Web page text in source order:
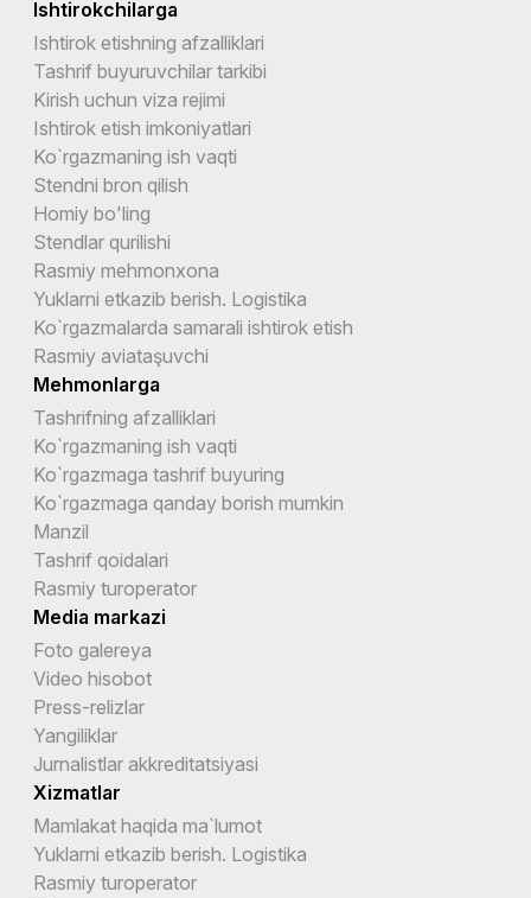
Ishtirokchilarga
Ishtirok etishning afzalliklari
Tashrif buyuruvchilar tarkibi
Kirish uchun viza rejimi
Ishtirok etish imkoniyatlari
Ko`rgazmaning ish vaqti
Stendni bron qilish
Homiy bo'ling
Stendlar qurilishi
Rasmiy mehmonxona
Yuklarni etkazib berish. Logistika
Ko`rgazmalarda samarali ishtirok etish
Rasmiy aviataşuvchi
Mehmonlarga
Tashrifning afzalliklari
Ko`rgazmaning ish vaqti
Ko`rgazmaga tashrif buyuring
Ko`rgazmaga qanday borish mumkin
Manzil
Tashrif qoidalari
Rasmiy turoperator
Media markazi
Foto galereya
Video hisobot
Press-relizlar
Yangiliklar
Jurnalistlar akkreditatsiyasi
Xizmatlar
Mamlakat haqida ma`lumot
Yuklarni etkazib berish. Logistika
Rasmiy turoperator